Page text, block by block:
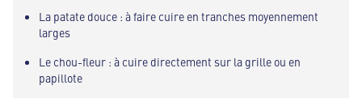
La patate douce : à faire cuire en tranches moyennement
larges
Le chou-fleur : à cuire directement sur la grille ou en
papillote